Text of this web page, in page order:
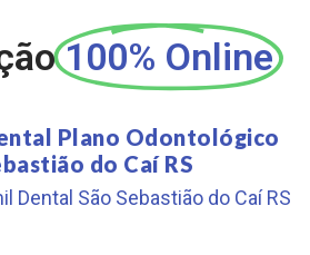
100% Online
Plano Odontológico
do Caí RS
Dental São Sebastião do Caí RS